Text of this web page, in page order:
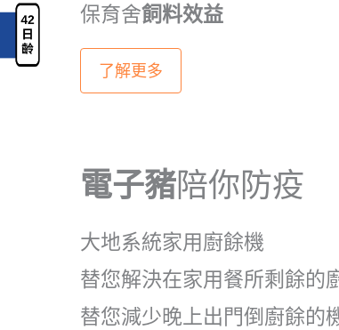
保育舍飼料效益
了解更多
電子豬陪你防疫
大地系統家用廚餘機
替您解決在家用餐所剩餘的
替您減少晚上出門倒廚餘的